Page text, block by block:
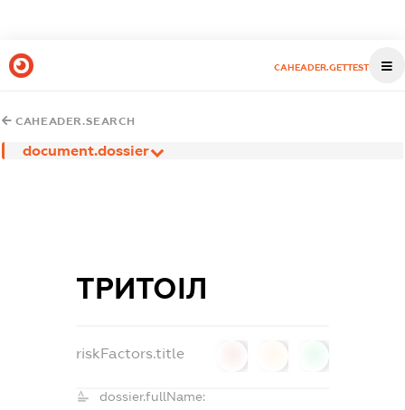
CAHEADER.GETTEST
CAHEADER.SEARCH
document.dossier
ТРИТОІЛ
riskFactors.title
dossier.fullName: